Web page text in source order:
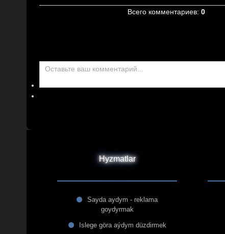
Всего комментариев: 0
Hyzmatlar
Sayda aydym - reklama
goydyrmak
Islege göra aýdym düzdirmek